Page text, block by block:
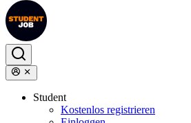
Student
Kostenlos registrieren